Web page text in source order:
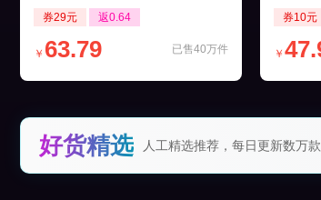
券29元 返0.64
已售40万件
￥ 63.79
券10元
￥
好货精选 人工精选推荐，每日更新数万